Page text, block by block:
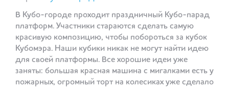
В Кубо-городе проходит праздничный Кубо-парад
платформ. Участники стараются сделать самую
красивую композицию, чтобы побороться за кубок
Кубомэра. Наши кубики никак не могут найти идею
для своей платформы. Все хорошие идеи уже
заняты: большая красная машина с мигалками есть у
пожарных, огромный торт на колесиках уже сделало